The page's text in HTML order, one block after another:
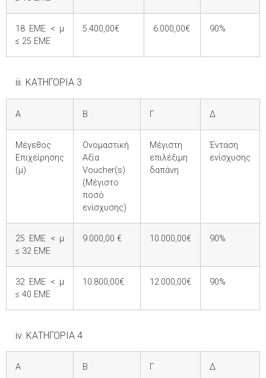
18 ΕΜΕ < μ
≤ 25 ΕΜΕ
5.400,00€ 6.000,00€ 90%
iii. ΚΑΤΗΓΟΡΙΑ 3
Α Β Γ Δ
Μέγεθος
Επιχείρησης
(μ)
Ονομαστική
Αξία
Voucher(s)
(Μέγιστο
ποσό
ενίσχυσης)
Μέγιστη
επιλέξιμη
δαπάνη
Ένταση
ενίσχυσης
25 ΕΜΕ < μ
≤ 32 ΕΜΕ
9.000,00 € 10.000,00€ 90%
32 ΕΜΕ < μ
≤ 40 ΕΜΕ
10.800,00€ 12.000,00€ 90%
iv. ΚΑΤΗΓΟΡΙΑ 4
Α Β Γ Δ